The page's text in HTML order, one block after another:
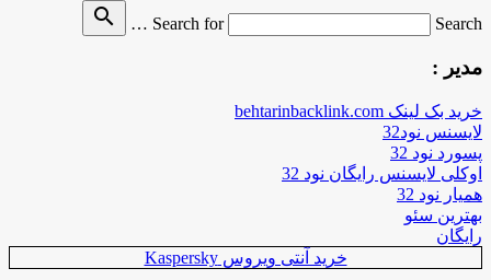
Search for
Search …
search
مدیر :
خرید بک لینک behtarinbacklink.com
لایسنس نود32
پسورد نود 32
اوکلی لایسنس رایگان نود 32
همیار نود 32
بهترین سئو
رایگان
خرید آنتی ویروس Kaspersky